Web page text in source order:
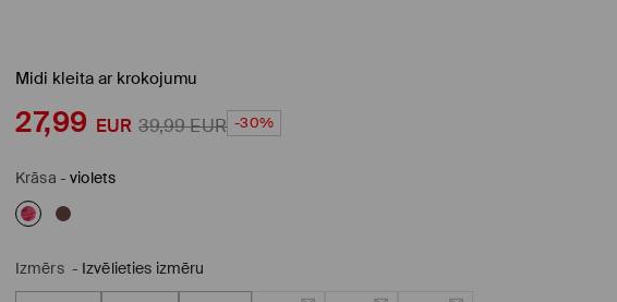
Midi kleita ar krokojumu
27,99 EUR 39,99EUR -30%
Krāsa -violets
Izmērs - Izvēlieties izmēru